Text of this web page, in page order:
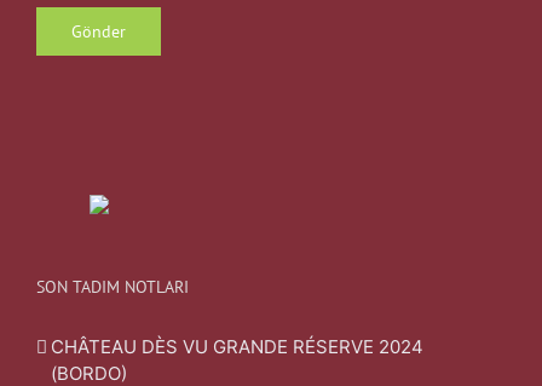
SON TADIM NOTLARI
CHÂTEAU DÈS VU GRANDE RÉSERVE 2024
(BORDO)